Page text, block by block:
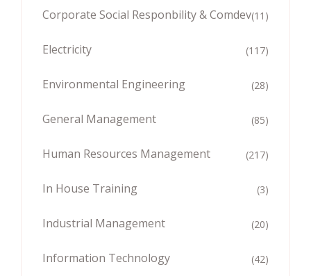
Corporate Social Responbility & Comdev(11)
Electricity (117)
Environmental Engineering (28)
General Management (85)
Human Resources Management (217)
In House Training (3)
Industrial Management (20)
Information Technology (42)